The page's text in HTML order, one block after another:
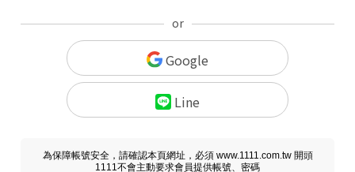
or
Google
Line
為保障帳號安全，請確認本頁網址，必須 www.1111.com.tw 開頭
1111不會主動要求會員提供帳號、密碼